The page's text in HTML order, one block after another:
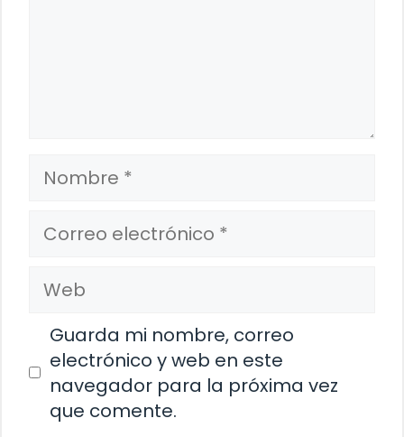
Nombre
Correo
electrónico
Web
Guarda mi nombre, correo
electrónico y web en este
navegador para la próxima vez
que comente.